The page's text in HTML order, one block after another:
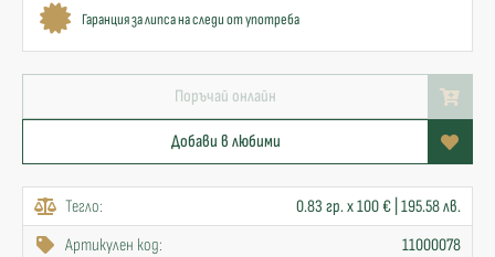
Гаранция за липса на следи от употреба
Поръчай онлайн
Добави в любими
Тегло:
0.83 гр. x 100 € | 195.58 лв.
Артикулен код:
11000078